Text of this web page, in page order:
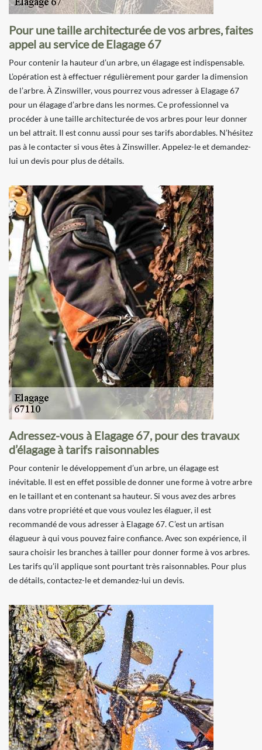
Pour une taille architecturée de vos arbres, faites
appel au service de Elagage 67
Pour contenir la hauteur d’un arbre, un élagage est indispensable.
L’opération est à effectuer régulièrement pour garder la dimension
de l’arbre. À Zinswiller, vous pourrez vous adresser à Elagage 67
pour un élagage d’arbre dans les normes. Ce professionnel va
procéder à une taille architecturée de vos arbres pour leur donner
un bel attrait. Il est connu aussi pour ses tarifs abordables. N’hésitez
pas à le contacter si vous êtes à Zinswiller. Appelez-le et demandez-
lui un devis pour plus de détails.
Adressez-vous à Elagage 67, pour des travaux
d’élagage à tarifs raisonnables
Pour contenir le développement d’un arbre, un élagage est
inévitable. Il est en effet possible de donner une forme à votre arbre
en le taillant et en contenant sa hauteur. Si vous avez des arbres
dans votre propriété et que vous voulez les élaguer, il est
recommandé de vous adresser à Elagage 67. C’est un artisan
élagueur à qui vous pouvez faire confiance. Avec son expérience, il
saura choisir les branches à tailler pour donner forme à vos arbres.
Les tarifs qu’il applique sont pourtant très raisonnables. Pour plus
de détails, contactez-le et demandez-lui un devis.